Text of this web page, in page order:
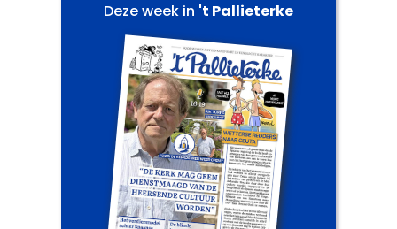
Deze week in 't Pallieterke